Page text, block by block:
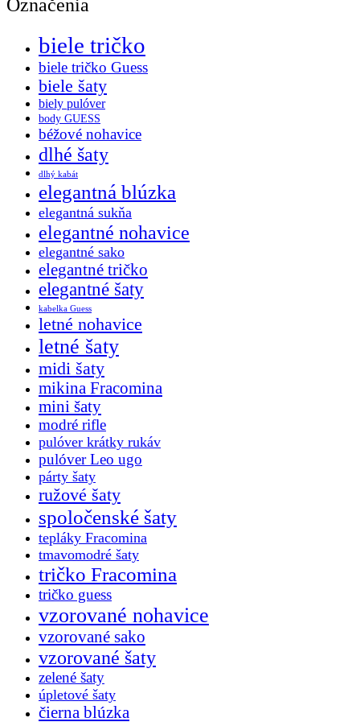
Označenia
biele tričko
biele tričko Guess
biele šaty
biely pulóver
body GUESS
béžové nohavice
dlhé šaty
dlhý kabát
elegantná blúzka
elegantná sukňa
elegantné nohavice
elegantné sako
elegantné tričko
elegantné šaty
kabelka Guess
letné nohavice
letné šaty
midi šaty
mikina Fracomina
mini šaty
modré rifle
pulóver krátky rukáv
pulóver Leo ugo
párty šaty
ružové šaty
spoločenské šaty
tepláky Fracomina
tmavomodré šaty
tričko Fracomina
tričko guess
vzorované nohavice
vzorované sako
vzorované šaty
zelené šaty
úpletové šaty
čierna blúzka